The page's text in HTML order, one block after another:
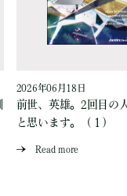
2026年06月18日
前世、英雄。2回目の
と思います。（１）
Read more